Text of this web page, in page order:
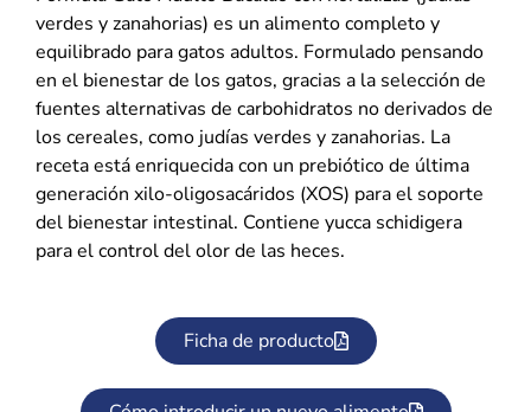
verdes y zanahorias) es un alimento completo y
equilibrado para gatos adultos. Formulado pensando
en el bienestar de los gatos, gracias a la selección de
fuentes alternativas de carbohidratos no derivados de
los cereales, como judías verdes y zanahorias. La
receta está enriquecida con un prebiótico de última
generación xilo-oligosacáridos (XOS) para el soporte
del bienestar intestinal. Contiene yucca schidigera
para el control del olor de las heces.
Ficha de producto